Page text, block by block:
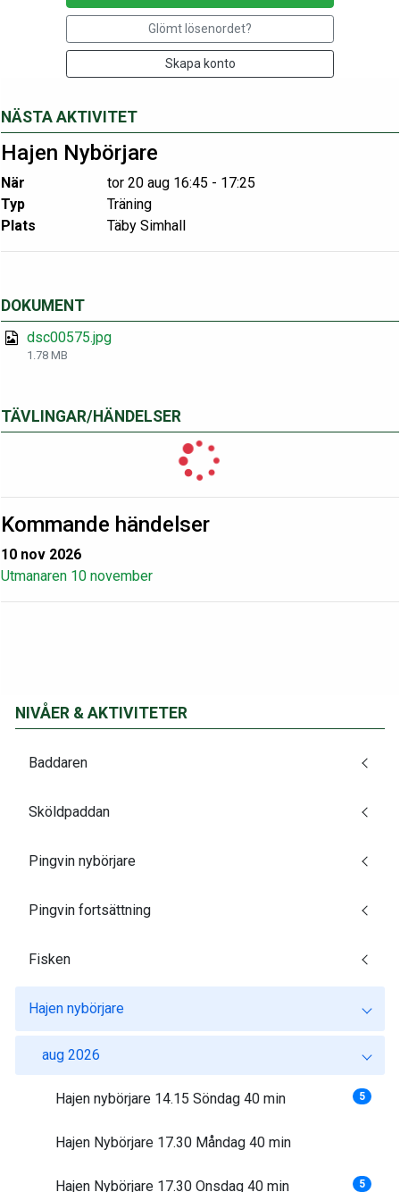
NÄSTA AKTIVITET
Hajen Nybörjare
När
tor 20 aug 16:45 - 17:25
Typ
Träning
Plats
Täby Simhall
DOKUMENT
dsc00575.jpg
1.78 MB
TÄVLINGAR/HÄNDELSER
Kommande händelser
10 nov 2026
Utmanaren 10 november
Glömt lösenordet?
Skapa konto
NIVÅER & AKTIVITETER
Baddaren
Sköldpaddan
Pingvin nybörjare
Pingvin fortsättning
Fisken
Hajen nybörjare
aug 2026
Hajen nybörjare 14.15 Söndag 40 min 5
Hajen Nybörjare 17.30 Måndag 40 min
Hajen Nybörjare 17.30 Onsdag 40 min 5